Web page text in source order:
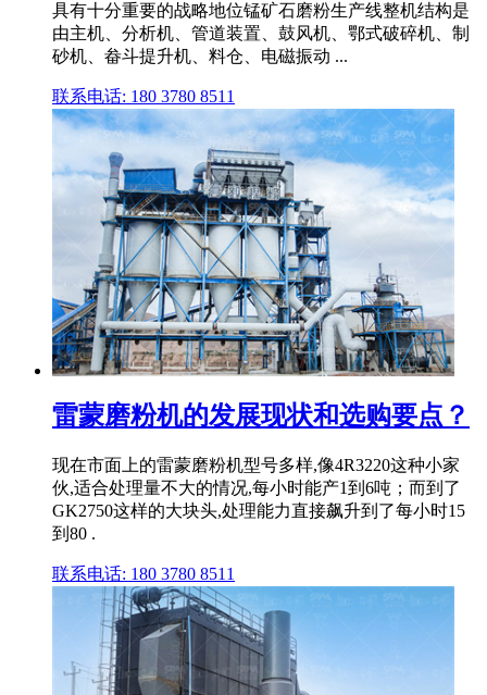
具有十分重要的战略地位锰矿石磨粉生产线整机结构是
由主机、分析机、管道装置、鼓风机、鄂式破碎机、制
砂机、畚斗提升机、料仓、电磁振动 ...
联系电话: 180 3780 8511
雷蒙磨粉机的发展现状和选购要点？
现在市面上的雷蒙磨粉机型号多样,像4R3220这种小家
伙,适合处理量不大的情况,每小时能产1到6吨；而到了
GK2750这样的大块头,处理能力直接飙升到了每小时15
到80 .
联系电话: 180 3780 8511